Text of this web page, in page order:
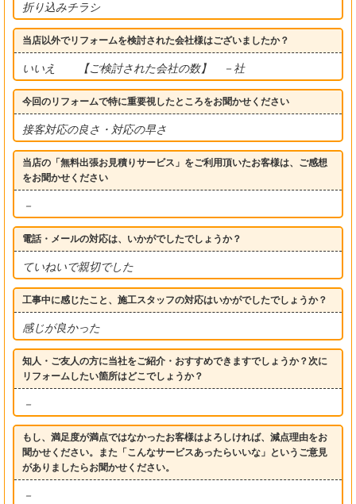
折り込みチラシ
当店以外でリフォームを検討された会社様はございましたか？
いいえ 【ご検討された会社の数】 －社
今回のリフォームで特に重要視したところをお聞かせください
接客対応の良さ・対応の早さ
当店の「無料出張お見積りサービス」をご利用頂いたお客様は、ご感想
をお聞かせください
－
電話・メールの対応は、いかがでしたでしょうか？
ていねいで親切でした
工事中に感じたこと、施工スタッフの対応はいかがでしたでしょうか？
感じが良かった
知人・ご友人の方に当社をご紹介・おすすめできますでしょうか？次に
リフォームしたい箇所はどこでしょうか？
－
もし、満足度が満点ではなかったお客様はよろしければ、減点理由をお
聞かせください。また「こんなサービスあったらいいな」というご意見
がありましたらお聞かせください。
－